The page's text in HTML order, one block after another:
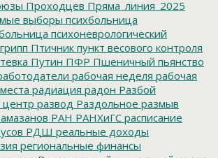
Проходцев Пряма_линия_2025
выборы психбольница
психоневрологический
Птичник пункт весового контроля
Путин ПФР Пшеничный пьянство
рабочая неделя рабочая
радиация радон Разбой
центр развод Раздольное размыв
РАН РАНХиГС расписание
РДШ реальные доходы
региональные финансы